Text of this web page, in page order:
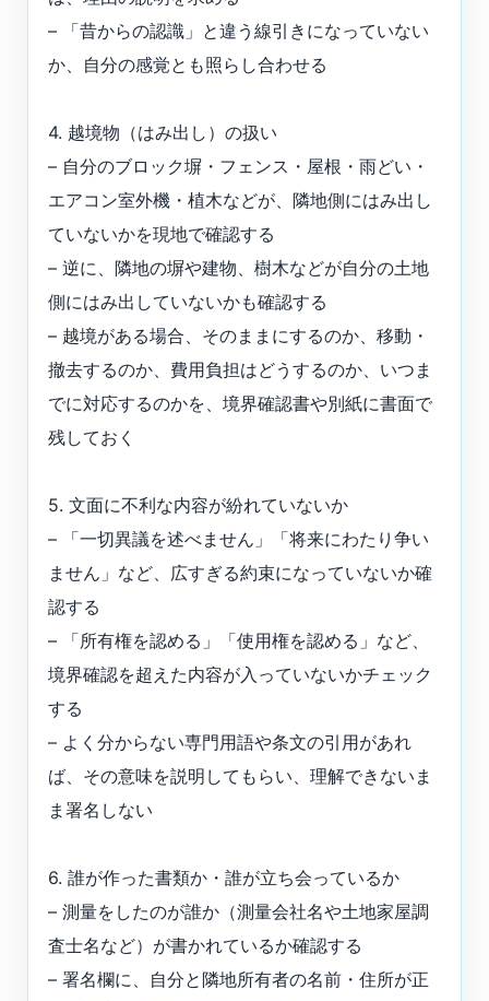
– 「昔からの認識」と違う線引きになっていない
か、自分の感覚とも照らし合わせる
4. 越境物（はみ出し）の扱い
– 自分のブロック塀・フェンス・屋根・雨どい・
エアコン室外機・植木などが、隣地側にはみ出し
ていないかを現地で確認する
– 逆に、隣地の塀や建物、樹木などが自分の土地
側にはみ出していないかも確認する
– 越境がある場合、そのままにするのか、移動・
撤去するのか、費用負担はどうするのか、いつま
でに対応するのかを、境界確認書や別紙に書面で
残しておく
5. 文面に不利な内容が紛れていないか
– 「一切異議を述べません」「将来にわたり争い
ません」など、広すぎる約束になっていないか確
認する
– 「所有権を認める」「使用権を認める」など、
境界確認を超えた内容が入っていないかチェック
する
– よく分からない専門用語や条文の引用があれ
ば、その意味を説明してもらい、理解できないま
ま署名しない
6. 誰が作った書類か・誰が立ち会っているか
– 測量をしたのが誰か（測量会社名や土地家屋調
査士名など）が書かれているか確認する
– 署名欄に、自分と隣地所有者の名前・住所が正